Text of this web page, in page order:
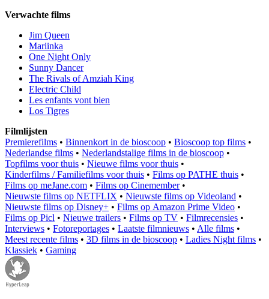
Verwachte films
Jim Queen
Mariinka
One Night Only
Sunny Dancer
The Rivals of Amziah King
Electric Child
Les enfants vont bien
Los Tigres
Filmlijsten
Premierefilms • Binnenkort in de bioscoop • Bioscoop top films •
Nederlandse films • Nederlandstalige films in de bioscoop •
Topfilms voor thuis • Nieuwe films voor thuis •
Kinderfilms / Familiefilms voor thuis • Films op PATHE thuis •
Films op meJane.com • Films op Cinemember•
Nieuwste films op NETFLIX • Nieuwste films op Videoland •
Nieuwste films op Disney+ • Films op Amazon Prime Video •
Films op Picl • Nieuwe trailers • Films op TV • Filmrecensies •
Interviews • Fotoreportages • Laatste filmnieuws • Alle films •
Meest recente films • 3D films in de bioscoop • Ladies Night films •
Klassiek • Gaming